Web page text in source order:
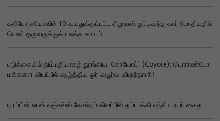
கலிபோர்னியாவில் 10 வயதுக்குட்பட்ட சிறுவன் ஓட்டிவந்த கார் மோதியதில்
பெண் ஒருவருக்குக் பலத்த காயம்
படுக்கையில் நிம்மதியாகத் தூங்கிய 'கோயோட்' (Coyote): டொராண்டோ
மக்களை வியப்பில் ஆழ்த்திய ஓர் அபூர்வ விருந்தாளி!
டிரம்பின் லாஸ் ஏஞ்சல்ஸ் கோல்ஃப் கிளப்பில் துப்பாக்கி ஏந்திய நபர் கைது